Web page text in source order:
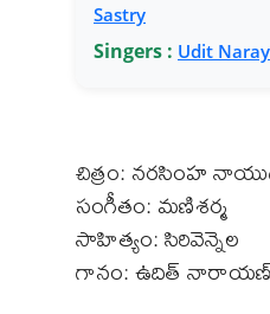
Sastry
Singers : Udit
చిత్రం: నరసింహ
సంగీతం: మణిశర్మ
సాహిత్యం: సిరివెన్నెల
గానం: ఉదిత్